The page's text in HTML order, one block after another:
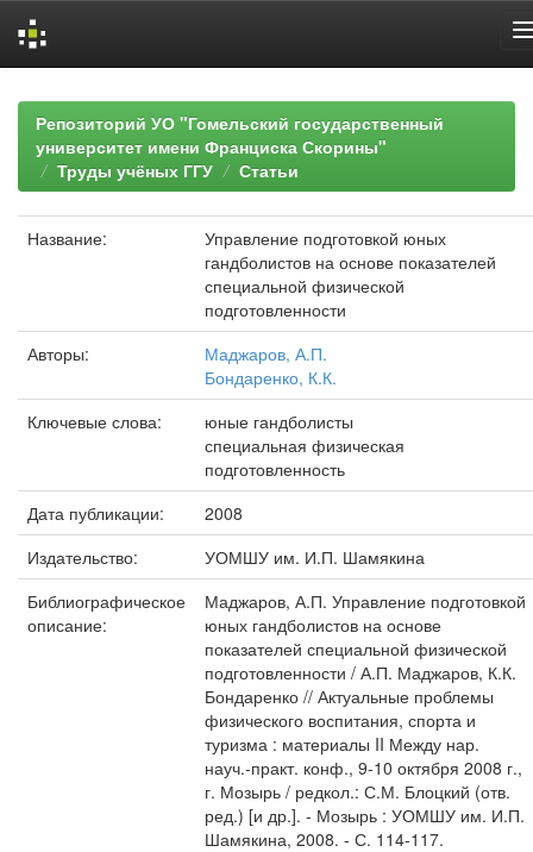
navigationРепозиторий УО "Гомельский государственный
университет имени Франциска Скорины"
Труды учёных ГГУ
Статьи
Название:
Управление подготовкой юных
гандболистов на основе показателей
специальной физической
подготовленности
Авторы:
Маджаров, А.П.
Бондаренко, К.К.
Ключевые слова:
юные гандболисты
специальная физическая
подготовленность
Дата публикации:
2008
Издательство:
УОМШУ им. И.П. Шамякина
Библиографическое
описание:
Маджаров, А.П. Управление подготовкой
юных гандболистов на основе
показателей специальной физической
подготовленности / А.П. Маджаров, К.К.
Бондаренко // Актуальные проблемы
физического воспитания, спорта и
туризма : материалы II Между нар.
науч.-практ. конф., 9-10 октября 2008 г.,
г. Мозырь / редкол.: С.М. Блоцкий (отв.
ред.) [и др.]. - Мозырь : УОМШУ им. И.П.
Шамякина, 2008. - С. 114-117.